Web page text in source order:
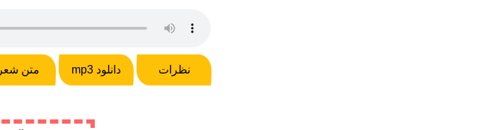
نظرات دانلود mp3 متن شعر